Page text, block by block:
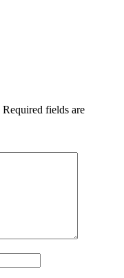
Required fields are